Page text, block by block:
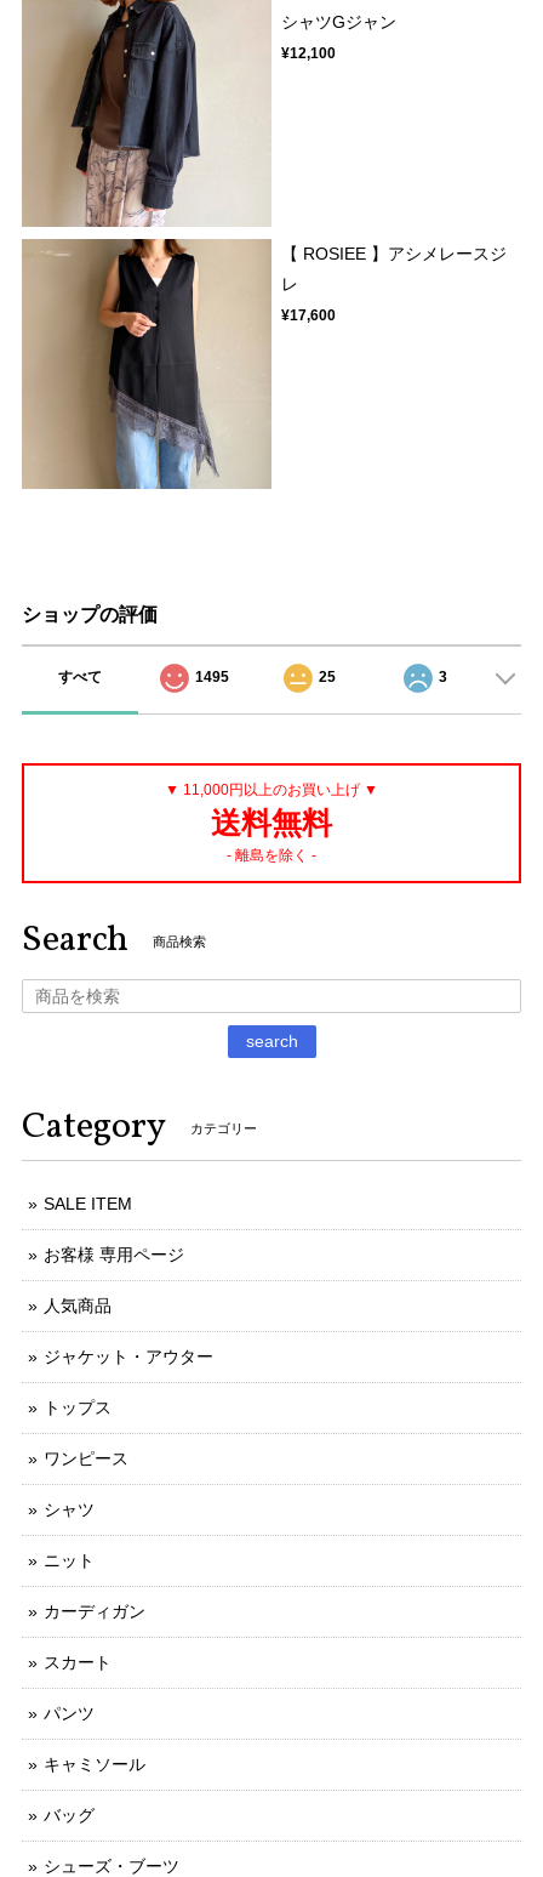
シャツGジャン
¥12,100
【 ROSIEE 】アシメレースジ
レ
¥17,600
ショップの評価
すべて 1495 25 3
▼ 11,000円以上のお買い上げ ▼
送料無料
- 離島を除く -
Search 商品検索
search
Category カテゴリー
SALE ITEM
お客様 専用ページ
人気商品
ジャケット・アウター
トップス
ワンピース
シャツ
ニット
カーディガン
スカート
パンツ
キャミソール
バッグ
シューズ・ブーツ